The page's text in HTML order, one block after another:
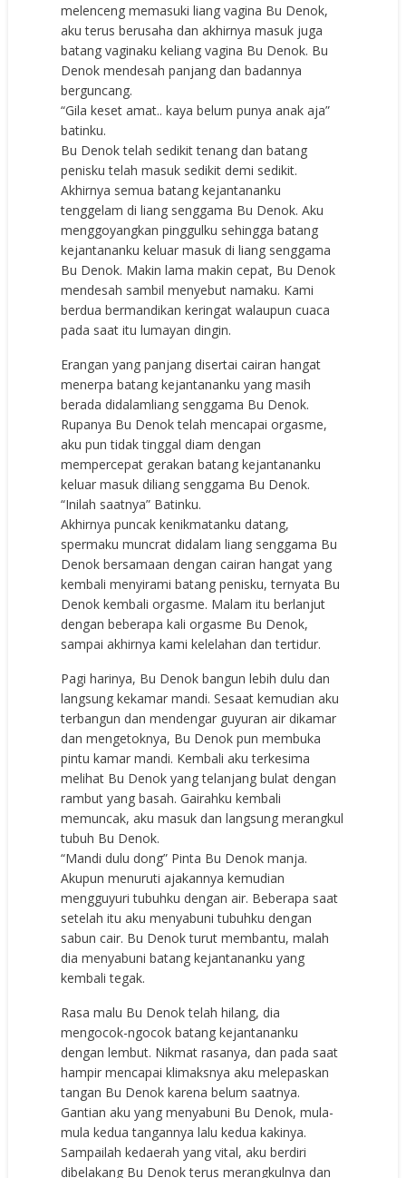
melenceng memasuki liang vagina Bu Denok,
aku terus berusaha dan akhirnya masuk juga
batang vaginaku keliang vagina Bu Denok. Bu
Denok mendesah panjang dan badannya
berguncang.
“Gila keset amat.. kaya belum punya anak aja”
batinku.
Bu Denok telah sedikit tenang dan batang
penisku telah masuk sedikit demi sedikit.
Akhirnya semua batang kejantananku
tenggelam di liang senggama Bu Denok. Aku
menggoyangkan pinggulku sehingga batang
kejantananku keluar masuk di liang senggama
Bu Denok. Makin lama makin cepat, Bu Denok
mendesah sambil menyebut namaku. Kami
berdua bermandikan keringat walaupun cuaca
pada saat itu lumayan dingin.
Erangan yang panjang disertai cairan hangat
menerpa batang kejantananku yang masih
berada didalamliang senggama Bu Denok.
Rupanya Bu Denok telah mencapai orgasme,
aku pun tidak tinggal diam dengan
mempercepat gerakan batang kejantananku
keluar masuk diliang senggama Bu Denok.
“Inilah saatnya” Batinku.
Akhirnya puncak kenikmatanku datang,
spermaku muncrat didalam liang senggama Bu
Denok bersamaan dengan cairan hangat yang
kembali menyirami batang penisku, ternyata Bu
Denok kembali orgasme. Malam itu berlanjut
dengan beberapa kali orgasme Bu Denok,
sampai akhirnya kami kelelahan dan tertidur.
Pagi harinya, Bu Denok bangun lebih dulu dan
langsung kekamar mandi. Sesaat kemudian aku
terbangun dan mendengar guyuran air dikamar
dan mengetoknya, Bu Denok pun membuka
pintu kamar mandi. Kembali aku terkesima
melihat Bu Denok yang telanjang bulat dengan
rambut yang basah. Gairahku kembali
memuncak, aku masuk dan langsung merangkul
tubuh Bu Denok.
“Mandi dulu dong” Pinta Bu Denok manja.
Akupun menuruti ajakannya kemudian
mengguyuri tubuhku dengan air. Beberapa saat
setelah itu aku menyabuni tubuhku dengan
sabun cair. Bu Denok turut membantu, malah
dia menyabuni batang kejantananku yang
kembali tegak.
Rasa malu Bu Denok telah hilang, dia
mengocok-ngocok batang kejantananku
dengan lembut. Nikmat rasanya, dan pada saat
hampir mencapai klimaksnya aku melepaskan
tangan Bu Denok karena belum saatnya.
Gantian aku yang menyabuni Bu Denok, mula-
mula kedua tangannya lalu kedua kakinya.
Sampailah kedaerah yang vital, aku berdiri
dibelakang Bu Denok terus merangkulnya dan